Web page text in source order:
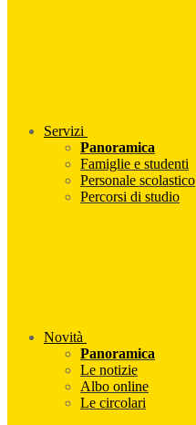
Servizi
Panoramica
Famiglie e studenti
Personale scolastico
Percorsi di studio
Novità
Panoramica
Le notizie
Albo online
Le circolari